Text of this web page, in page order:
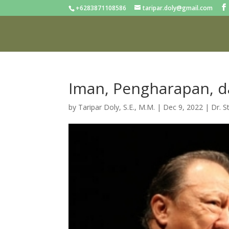
+6283871108586 taripar.doly@gmail.com
Iman, Pengharapan,
by Taripar Doly, S.E., M.M. | Dec 9, 2022 | Dr.